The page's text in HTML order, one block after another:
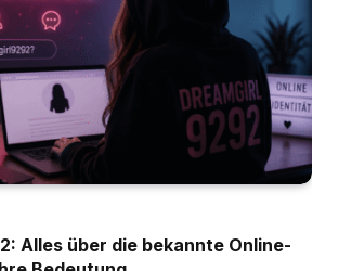
Alles über die bekannte Online-